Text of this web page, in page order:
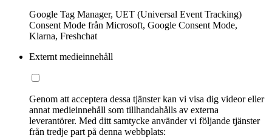
Google Tag Manager, UET (Universal Event Tracking)
Consent Mode från Microsoft, Google Consent Mode,
Klarna, Freshchat
Externt medieinnehåll
Genom att acceptera dessa tjänster kan vi visa dig videor eller
annat medieinnehåll som tillhandahålls av externa
leverantörer. Med ditt samtycke använder vi följande tjänster
från tredje part på denna webbplats: